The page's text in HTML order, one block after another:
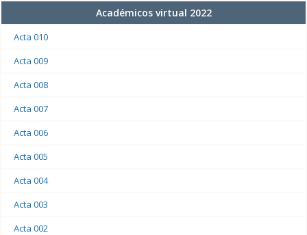
Académicos virtual 2022
Acta 010
Acta 009
Acta 008
Acta 007
Acta 006
Acta 005
Acta 004
Acta 003
Acta 002